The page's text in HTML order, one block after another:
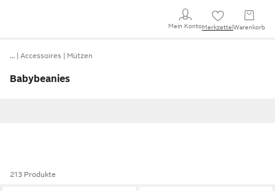
Mein KontoMerkzettel Warenkorb
… Accessoires Mützen
Babybeanies
213 Produkte